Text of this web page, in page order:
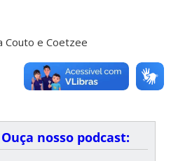
Couto e Coetzee
Ouça nosso podcast: